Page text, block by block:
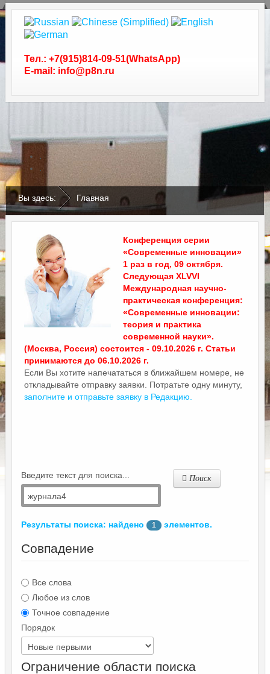
Тел.: +7(915)814-09-51(WhatsApp)
E-mail: info@p8n.ru
Вы здесь: Главная
Конференция серии
«Современные инновации»
1 раз в год, 09 октября.
Следующая XLVVI
Международная научно-
практическая конференция:
«Современные инновации:
теория и практика
современной науки».
(Москва, Россия) состоится - 09.10.2026 г. Статьи
принимаются до 06.10.2026 г.
Если Вы хотите напечататься в ближайшем номере, не
откладывайте отправку заявки. Потратьте одну минуту,
заполните и отправьте заявку в Редакцию.
Введите текст для поиска... Поиск
Результаты поиска: найдено 1 элементов.
Совпадение
Все слова
Любое из слов
Точное совпадение
Порядок
Ограничение области поиска